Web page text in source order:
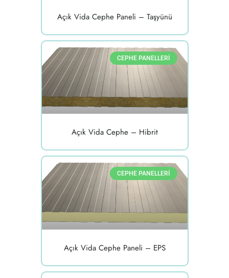
Açık Vida Cephe Paneli – Taşyünü
CEPHE PANELLERI
Açık Vida Cephe – Hibrit
CEPHE PANELLERI
Açık Vida Cephe Paneli – EPS